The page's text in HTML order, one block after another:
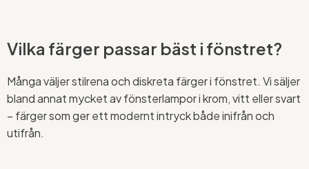
Vilka färger passar bäst i fönstret?
Många väljer stilrena och diskreta färger i fönstret. Vi säljer
bland annat mycket av fönsterlampor i krom, vitt eller svart
– färger som ger ett modernt intryck både inifrån och
utifrån.